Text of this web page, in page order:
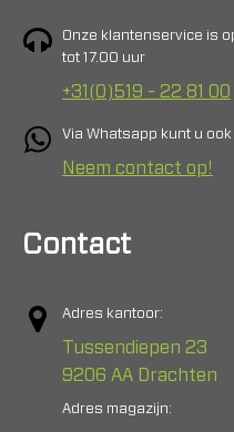
Onze klantenservice is
tot 17.00 uur
+31(0)519 - 22 81 00
Via Whatsapp kunt u
Neem contact op!
Contact
Adres kantoor:
Tussendiepen 23
9206 AA Drachten
Adres magazijn: